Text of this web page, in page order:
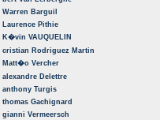
Warren Barguil
Laurence Pithie
K�vin VAUQUELIN
cristian Rodriguez Martin
Matt�o Vercher
alexandre Delettre
anthony Turgis
thomas Gachignard
gianni Vermeersch